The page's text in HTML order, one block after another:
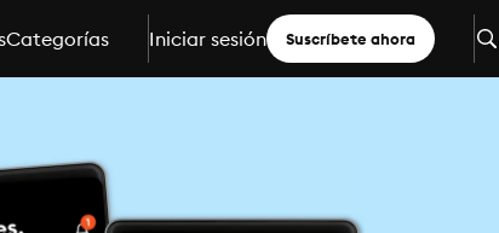
Categorías Iniciar sesión Suscríbete ahora